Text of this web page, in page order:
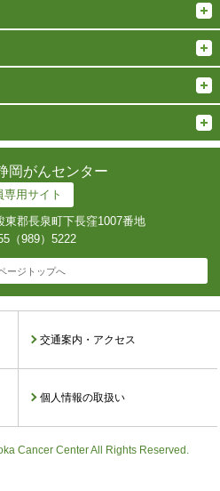
岡がんセンター
専用サイト
東郡長泉町下長窪1007番地
（989）5222
ージトップへ
交通案内・アクセス
個人情報の取扱い
Cancer Center All Rights Reserved.